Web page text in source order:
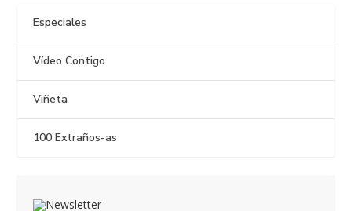
Especiales
Vídeo Contigo
Viñeta
100 Extraños-as